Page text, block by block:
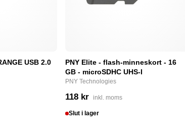
USB 2.0
PNY Elite - flash-minneskort - 16
GB - microSDHC UHS-I
PNY Technologies
118 kr inkl. moms
Slut i lager